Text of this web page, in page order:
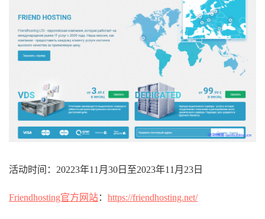
活动时间：20223年11月30日至2023年11月23日
Friendhosting官方网站： https://friendhosting.net/